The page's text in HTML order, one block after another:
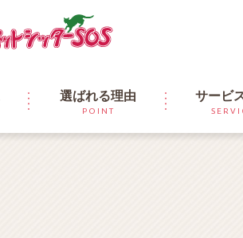
選ばれる理由
POINT
サービ